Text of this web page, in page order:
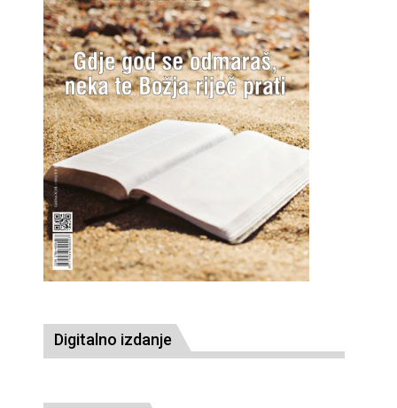
Digitalno izdanje